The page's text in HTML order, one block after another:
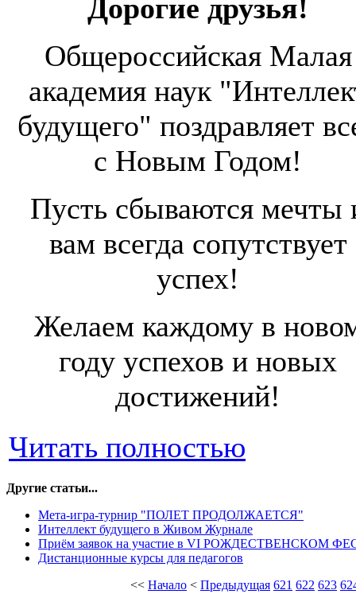
Дорогие друзья!
Общероссийская Малая
академия наук
будущего" поздравляет
с Новым Годом!
Пусть сбываются мечты
вам всегда сопутствует
успех!
Желаем каждому в
году успехов и новых
достижений!
Читать полностью
Другие статьи...
Мета-игра-турнир "ПОЛЕТ ПРОДОЛЖАЕТСЯ"
Интеллект будущего в Живом Журнале
Приём заявок на участие в VI РОЖДЕСТВЕНСКОМ
Дистанционные курсы для педагогов
<< Начало < Предыдущая 621 622 623